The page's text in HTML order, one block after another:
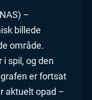
–
billede
område.
i spil, og den
er fortsat
aktuelt opad –